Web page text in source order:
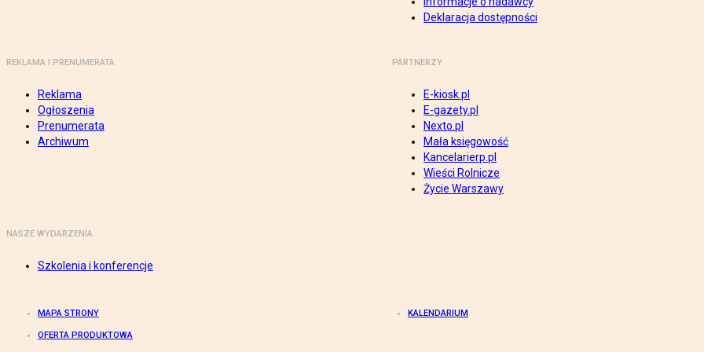
Deklaracja dostępności
REKLAMA I PRENUMERATA
Reklama
Ogłoszenia
Prenumerata
Archiwum
PARTNERZY
E-kiosk.pl
E-gazety.pl
Nexto.pl
Mała księgowość
Kancelarierp.pl
Wieści Rolnicze
Życie Warszawy
NASZE WYDARZENIA
Szkolenia i konferencje
MAPA STRONY KALENDARIUM
OFERTA PRODUKTOWA